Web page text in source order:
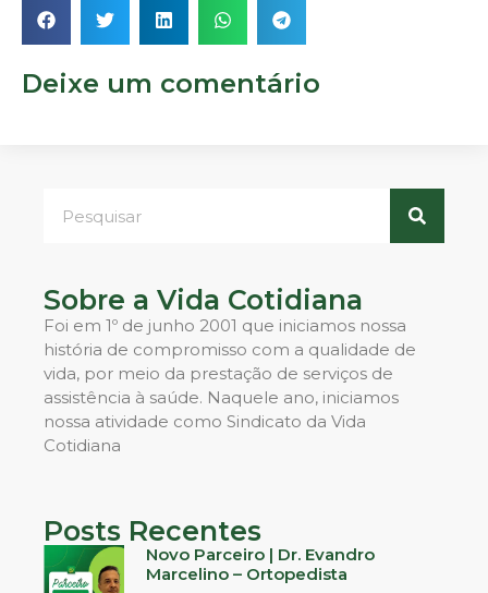
Deixe um comentário
Sobre a Vida Cotidiana
Foi em 1º de junho 2001 que iniciamos nossa
história de compromisso com a qualidade de
vida, por meio da prestação de serviços de
assistência à saúde. Naquele ano, iniciamos
nossa atividade como Sindicato da Vida
Cotidiana
Posts Recentes
Novo Parceiro | Dr. Evandro
Marcelino – Ortopedista